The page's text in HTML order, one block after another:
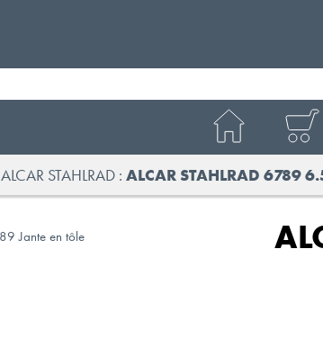
ALCAR STAHLRAD ALCAR STAHLRAD 6789